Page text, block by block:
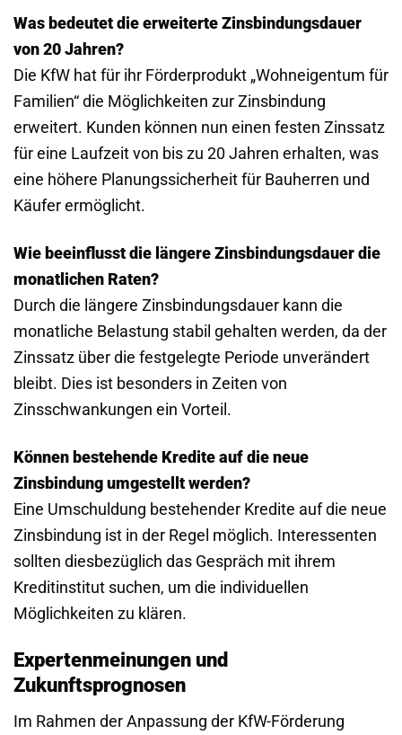
Was bedeutet die erweiterte Zinsbindungsdauer
von 20 Jahren?
Die KfW hat für ihr Förderprodukt „Wohneigentum für
Familien“ die Möglichkeiten zur Zinsbindung
erweitert. Kunden können nun einen festen Zinssatz
für eine Laufzeit von bis zu 20 Jahren erhalten, was
eine höhere Planungssicherheit für Bauherren und
Käufer ermöglicht.
Wie beeinflusst die längere Zinsbindungsdauer die
monatlichen Raten?
Durch die längere Zinsbindungsdauer kann die
monatliche Belastung stabil gehalten werden, da der
Zinssatz über die festgelegte Periode unverändert
bleibt. Dies ist besonders in Zeiten von
Zinsschwankungen ein Vorteil.
Können bestehende Kredite auf die neue
Zinsbindung umgestellt werden?
Eine Umschuldung bestehender Kredite auf die neue
Zinsbindung ist in der Regel möglich. Interessenten
sollten diesbezüglich das Gespräch mit ihrem
Kreditinstitut suchen, um die individuellen
Möglichkeiten zu klären.
Expertenmeinungen und
Zukunftsprognosen
Im Rahmen der Anpassung der KfW-Förderung